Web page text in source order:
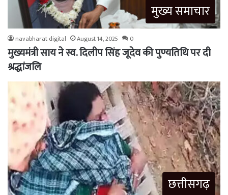
मुख्य समाचार
navabharat digital August 14, 2025 0
मुख्यमंत्री साय ने स्व. दिलीप सिंह जूदेव की पुण्यतिथि पर दी
श्रद्धांजलि
छत्तीसगढ़